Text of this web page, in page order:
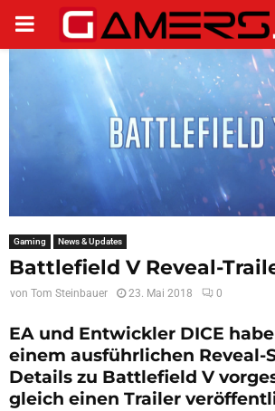
PRIMARY
MENU
Gaming News & Updates
Battlefield V Reveal-
von Tom Steinbauer 23. Mai 2018 0
EA und Entwickler DICE
einem ausführlichen Reveal-
Details zu Battlefield V
gleich einen Trailer